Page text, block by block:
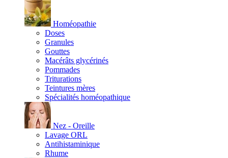
Homéopathie
Doses
Granules
Gouttes
Macérâts glycérinés
Pommades
Triturations
Teintures mères
Spécialités homéopathique
Nez - Oreille
Lavage ORL
Antihistaminique
Rhume